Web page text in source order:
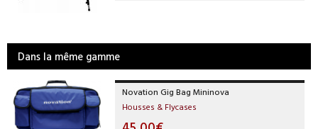
Dans la même gamme
Novation Gig Bag Mininova
Housses & Flycases